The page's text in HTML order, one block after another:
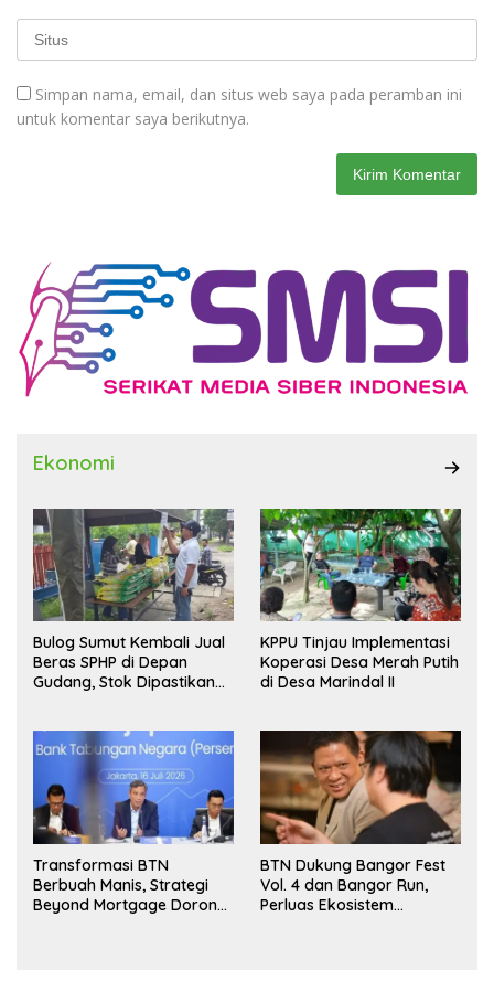
Simpan nama, email, dan situs web saya pada peramban ini
untuk komentar saya berikutnya.
Ekonomi
Bulog Sumut Kembali Jual
Beras SPHP di Depan
Gudang, Stok Dipastikan
KPPU Tinjau Implementasi
Koperasi Desa Merah Putih
di Desa Marindal II
Transformasi BTN
Berbuah Manis, Strategi
Beyond Mortgage Dorong
BTN Dukung Bangor Fest
Vol. 4 dan Bangor Run,
Perluas Ekosistem